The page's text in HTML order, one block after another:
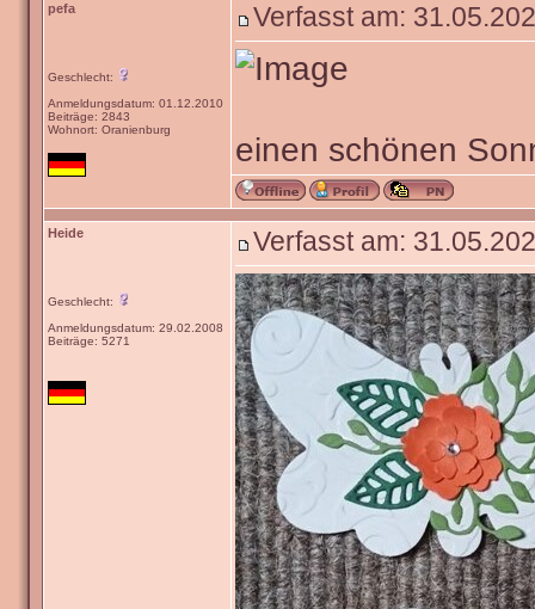
pefa
Geschlecht:
Anmeldungsdatum: 01.12.2010
Beiträge: 2843
Wohnort: Oranienburg
Verfasst am:
einen schönen
Heide
Geschlecht:
Anmeldungsdatum: 29.02.2008
Beiträge: 5271
Verfasst am: